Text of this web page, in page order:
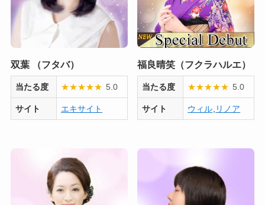
双葉 （フタバ）
当たる度 ★★★★★ 5.0
サイト エキサイト
福良晴笑（フクラハルエ）
当たる度 ★★★★★ 5.0
サイト ウィル リノア